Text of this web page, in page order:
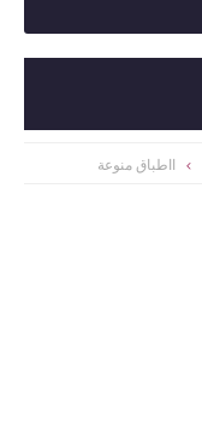
ااطباق منوعة